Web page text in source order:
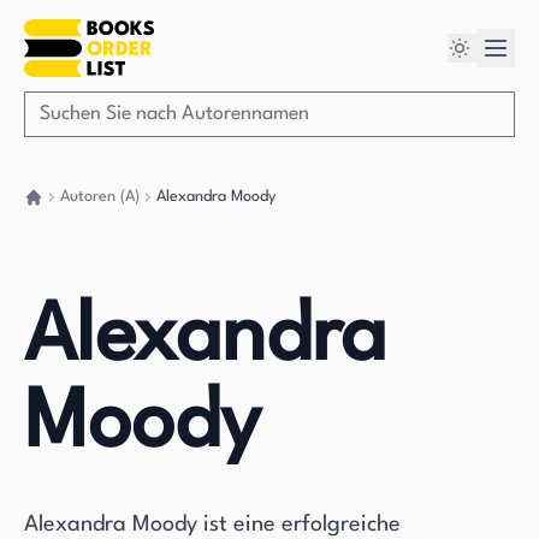
Autoren (A) Alexandra Moody
Alexandra
Moody
Alexandra Moody ist eine erfolgreiche